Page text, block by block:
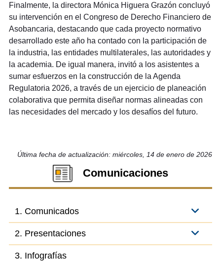
Finalmente, la directora Mónica Higuera Grazón concluyó
su intervención en el Congreso de Derecho Financiero de
Asobancaria, destacando que cada proyecto normativo
desarrollado este año ha contado con la participación de
la industria, las entidades multilaterales, las autoridades y
la academia. De igual manera, invitó a los asistentes a
sumar esfuerzos en la construcción de la Agenda
Regulatoria 2026, a través de un ejercicio de planeación
colaborativa que permita diseñar normas alineadas con
las necesidades del mercado y los desafíos del futuro.
Última fecha de actualización: miércoles, 14 de enero de 2026
Comunicaciones
1. Comunicados
2. Presentaciones
3. Infografías